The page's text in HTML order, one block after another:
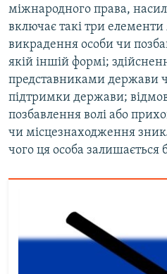
міжнародного права,
включає такі три
викрадення особи чи
якій іншій формі;
представниками держави
підтримки держави;
позбавлення волі або
чи місцезнаходження
чого ця особа залишається